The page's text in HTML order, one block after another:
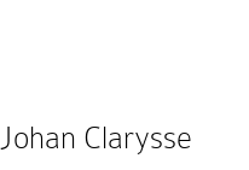
Johan Clarysse